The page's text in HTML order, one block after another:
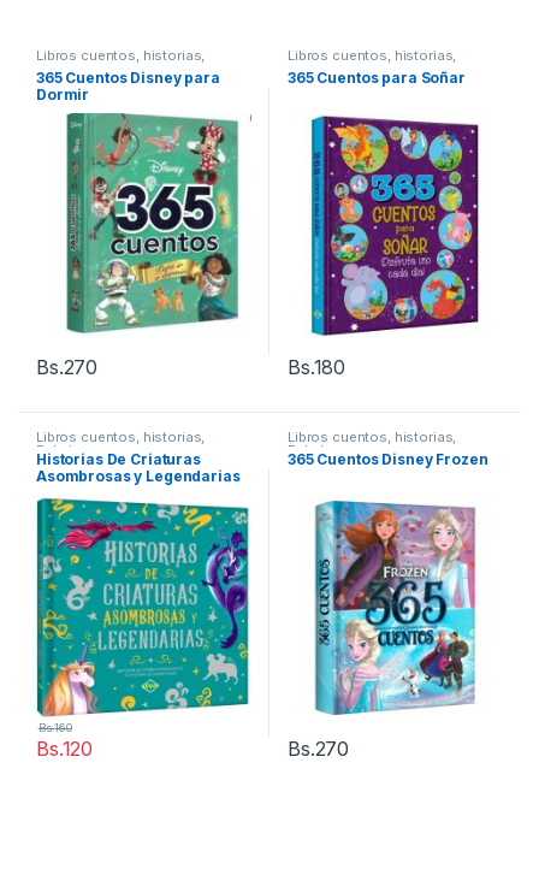
Libros cuentos, historias,
365 Cuentos Disney para
Dormir
Bs.270
Libros cuentos, historias,
365 Cuentos para Soñar
Bs.180
Libros cuentos, historias,
Fabulas
Historias De Criaturas
Asombrosas y Legendarias
Bs.120
Bs.160
Libros cuentos, historias,
Fabulas
365 Cuentos Disney Frozen
Bs.270